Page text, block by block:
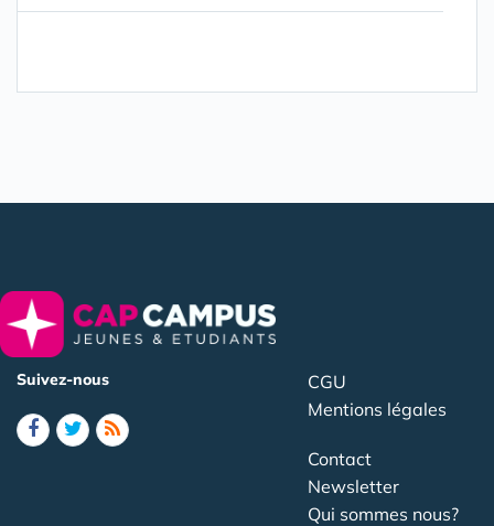
Suivez-nous
CGU
Mentions légales
Contact
Newsletter
Qui sommes nous?